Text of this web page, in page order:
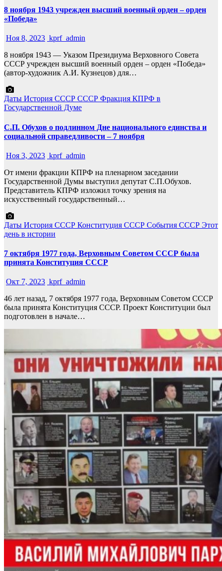
8 ноября 1943 учрежден высший военный орден – орден
«Победа»
Ноя 8, 2023 kprf_admin
8 ноября 1943 — Указом Президиума Верховного Совета
СССР учрежден высший военный орден – орден «Победа»
(автор-художник А.И. Кузнецов) для…
Даты История СССР СССР Фракция КПРФ в
Государственной Думе
С.П. Обухов о подлинном Дне национального единства и
социальной справедливости – 7 ноября
Ноя 3, 2023 kprf_admin
От имени фракции КПРФ на пленарном заседании
Государственной Думы выступил депутат С.П.Обухов.
Представитель КПРФ изложил точку зрения на
искусственный государственный…
Даты История СССР Конституция СССР События СССР Этот
день в истории
7 октября 1977 года, Верховным Советом СССР была
принята Конституция СССР
Окт 7, 2023 kprf_admin
46 лет назад, 7 октября 1977 года, Верховным Советом СССР
была принята Конституция СССР. Проект Конституции был
подготовлен в начале…